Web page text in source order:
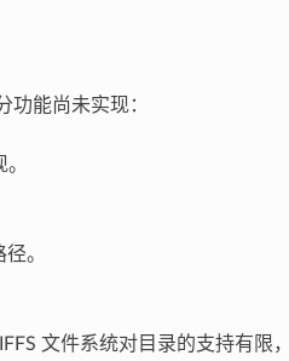
功能尚未实现：
。
文件系统对目录的支持有限，